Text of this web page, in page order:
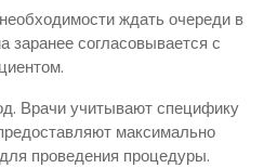
ждать очереди в
заранее согласовывается с
Врачи учитывают специфику
максимально
проведения процедуры.